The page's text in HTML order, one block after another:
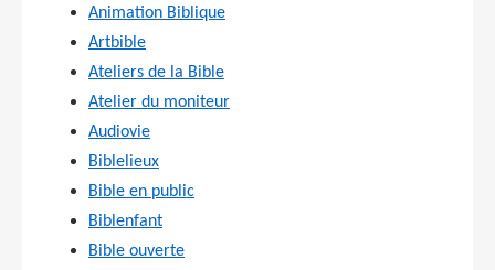
Animation Biblique
Artbible
Ateliers de la Bible
Atelier du moniteur
Audiovie
Biblelieux
Bible en public
Biblenfant
Bible ouverte